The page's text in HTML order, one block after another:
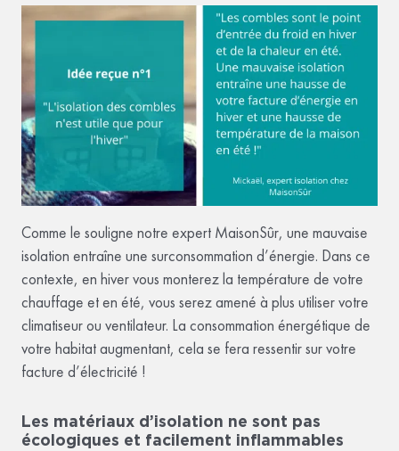
Comme le souligne notre expert MaisonSûr, une mauvaise
isolation entraîne une surconsommation d’énergie. Dans ce
contexte, en hiver vous monterez la température de votre
chauffage et en été, vous serez amené à plus utiliser votre
climatiseur ou ventilateur. La consommation énergétique de
votre habitat augmentant, cela se fera ressentir sur votre
facture d’électricité !
Les matériaux d’isolation ne sont pas
écologiques et facilement inflammables